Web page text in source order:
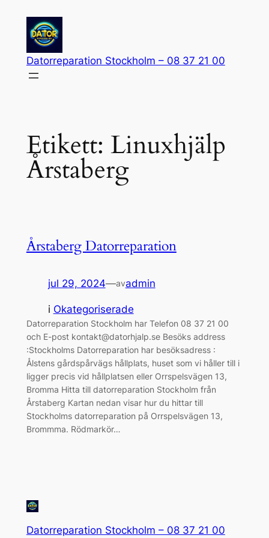
innehåll
Datorreparation Stockholm – 08 37 21 00
Etikett: Linuxhjälp
Årstaberg
Årstaberg Datorreparation
jul 29, 2024—avadmin
i Okategoriserade
Datorreparation Stockholm har Telefon 08 37 21 00
och E-post kontakt@datorhjalp.se Besöks address
:Stockholms Datorreparation har besöksadress :
Ålstens gårdspårvägs hållplats, huset som vi håller till i
ligger precis vid hållplatsen eller Orrspelsvägen 13,
Bromma Hitta till datorreparation Stockholm från
Årstaberg Kartan nedan visar hur du hittar till
Stockholms datorreparation på Orrspelsvägen 13,
Brommma. Rödmarkör…
Datorreparation Stockholm – 08 37 21 00